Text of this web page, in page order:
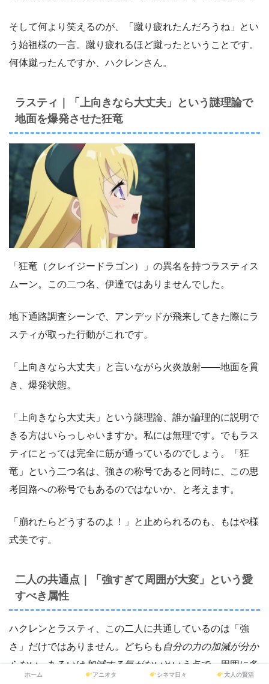
そして何より笑えるのが、「蹴り疲れたんだろうね」とい
う始祖様の一言。蹴り疲れるほど蹴ったということです。
何体蹴ったんですか、ハクレンさん。
ラスティ｜「上向きなら大丈夫」という謎理論で
地面を爆発させた狂竜
「狂竜（クレイジードラゴン）」の異名を持つラスティス
ムーン。この二つ名、伊達ではありませんでした。
地下通路調査シーンで、アンデッドが飛来してきた際にラ
スティが取った行動がこれです。
「上向きなら大丈夫」と言いながら火炎放射――地面を貫
き、爆発状態。
「上向きなら大丈夫」という謎理論、誰か論理的に説明で
きる方はいらっしゃいますか。私には無理です。でもラス
ティにとっては完全に筋が通っているのでしょう。「狂
竜」という二つ名は、強さの称号であると同時に、この思
考回路への称号でもあるのではないか、と考えます。
「崩れたらどうするのよ！」と止められるのも、もはや様
式美です。
二人の共通点｜「強すぎて周囲が大変」という愛
すべき属性
ハクレンとラスティ、この二人に共通しているのは「強
さ」だけではありません。どちらも 自分の力の加減が分か
らない、あるいは加減する気がないという点で、周囲に多
ホーム アニオタ シネマ日々 大人の賢活